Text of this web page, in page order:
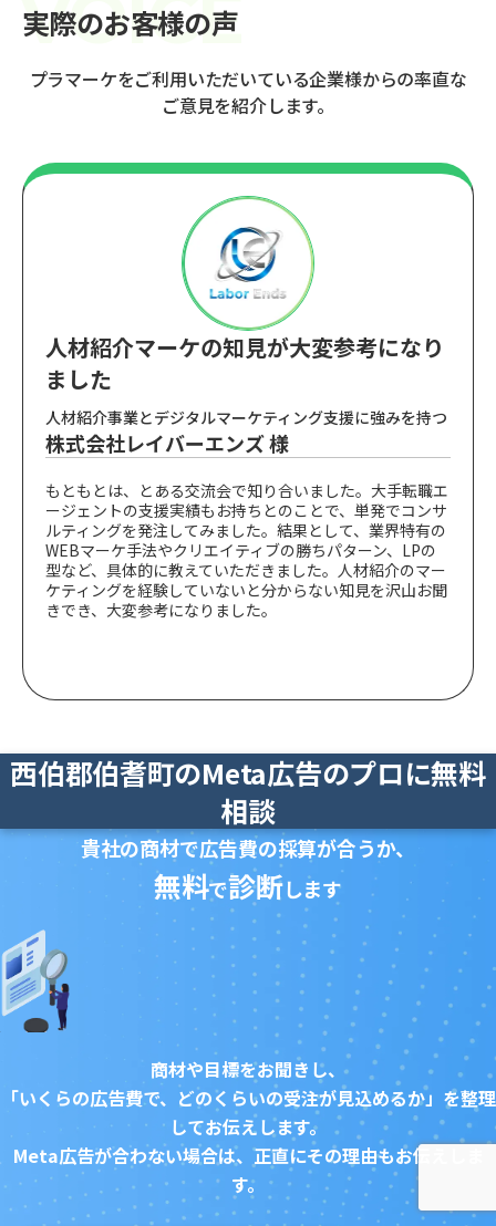
実際のお客様の声
プラマーケをご利用いただいている企業様からの率直な
ご意見を紹介します。
人材紹介マーケの知見が大変参考になり
ました
人材紹介事業とデジタルマーケティング支援に強みを持つ
株式会社レイバーエンズ 様
もともとは、とある交流会で知り合いました。大手転職エ
ージェントの支援実績もお持ちとのことで、単発でコンサ
ルティングを発注してみました。結果として、業界特有の
WEBマーケ手法やクリエイティブの勝ちパターン、LPの
型など、具体的に教えていただきました。人材紹介のマー
ケティングを経験していないと分からない知見を沢山お聞
きでき、大変参考になりました。
西伯郡伯耆町のMeta広告のプロに無料
相談
貴社の商材で広告費の採算が合うか、
無料で診断します
商材や目標をお聞きし、
「いくらの広告費で、どのくらいの受注が見込めるか」を整理
してお伝えします。
Meta広告が合わない場合は、正直にその理由もお伝えしま
す。